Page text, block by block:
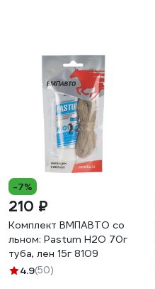
-7%
210 ₽
Комплект ВМПАВТО со
льном: Pastum H2O 70г
туба, лен 15г 8109
4.9(50)